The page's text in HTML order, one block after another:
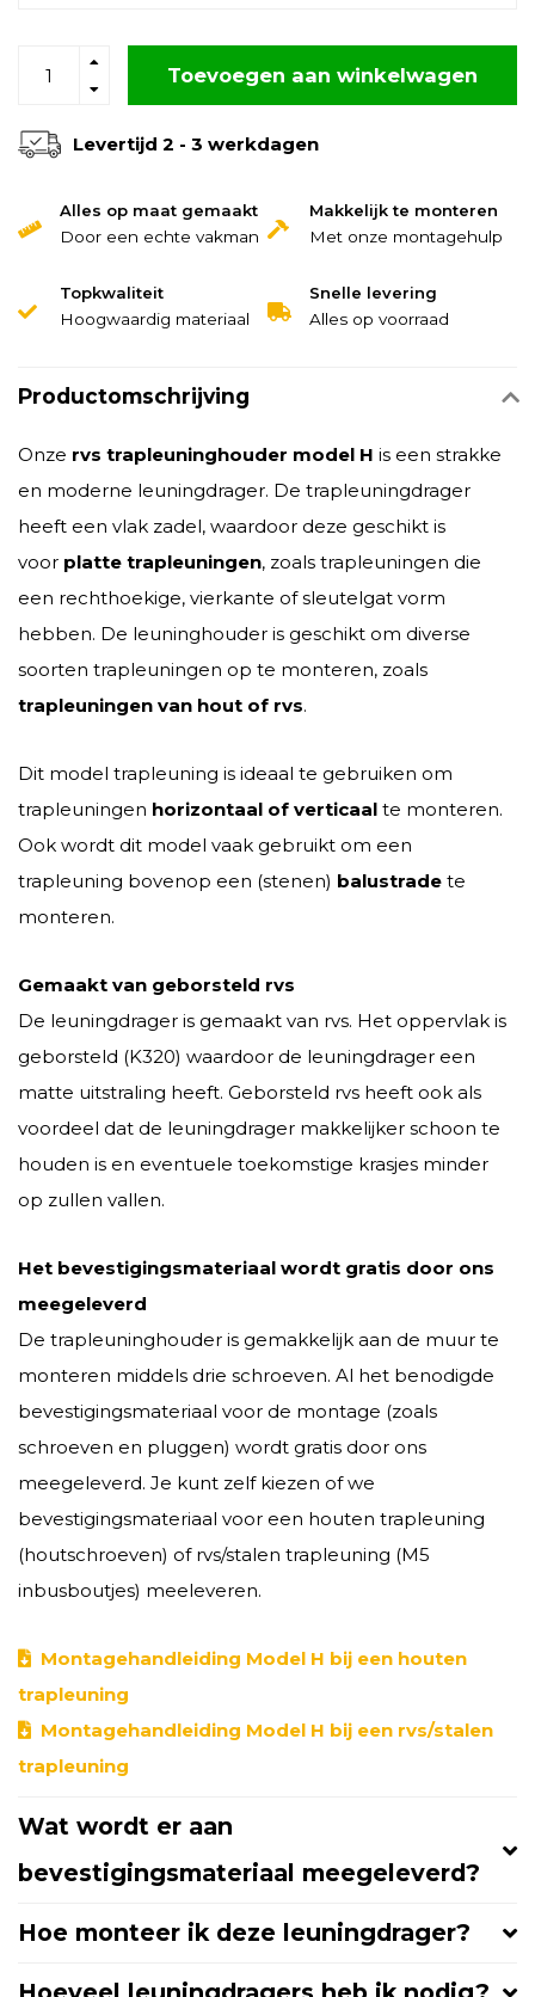
Toevoegen aan winkelwagen
Levertijd 2 - 3 werkdagen
Alles op maat gemaakt
Door een echte vakman
Makkelijk te monteren
Met onze montagehulp
Topkwaliteit
Hoogwaardig materiaal
Snelle levering
Alles op voorraad
Productomschrijving
Onze rvs trapleuninghouder model H is een strakke
en moderne leuningdrager. De trapleuningdrager
heeft een vlak zadel, waardoor deze geschikt is
voor platte trapleuningen, zoals trapleuningen die
een rechthoekige, vierkante of sleutelgat vorm
hebben. De leuninghouder is geschikt om diverse
soorten trapleuningen op te monteren, zoals
trapleuningen van hout of rvs.
Dit model trapleuning is ideaal te gebruiken om
trapleuningen horizontaal of verticaal te monteren.
Ook wordt dit model vaak gebruikt om een
trapleuning bovenop een (stenen) balustrade te
monteren.
Gemaakt van geborsteld rvs
De leuningdrager is gemaakt van rvs. Het oppervlak is
geborsteld (K320) waardoor de leuningdrager een
matte uitstraling heeft. Geborsteld rvs heeft ook als
voordeel dat de leuningdrager makkelijker schoon te
houden is en eventuele toekomstige krasjes minder
op zullen vallen.
Het bevestigingsmateriaal wordt gratis door ons
meegeleverd
De trapleuninghouder is gemakkelijk aan de muur te
monteren middels drie schroeven. Al het benodigde
bevestigingsmateriaal voor de montage (zoals
schroeven en pluggen) wordt gratis door ons
meegeleverd. Je kunt zelf kiezen of we
bevestigingsmateriaal voor een houten trapleuning
(houtschroeven) of rvs/stalen trapleuning (M5
inbusboutjes) meeleveren.
Montagehandleiding Model H bij een houten
trapleuning
Montagehandleiding Model H bij een rvs/stalen
trapleuning
Wat wordt er aan
bevestigingsmateriaal meegeleverd?
Hoe monteer ik deze leuningdrager?